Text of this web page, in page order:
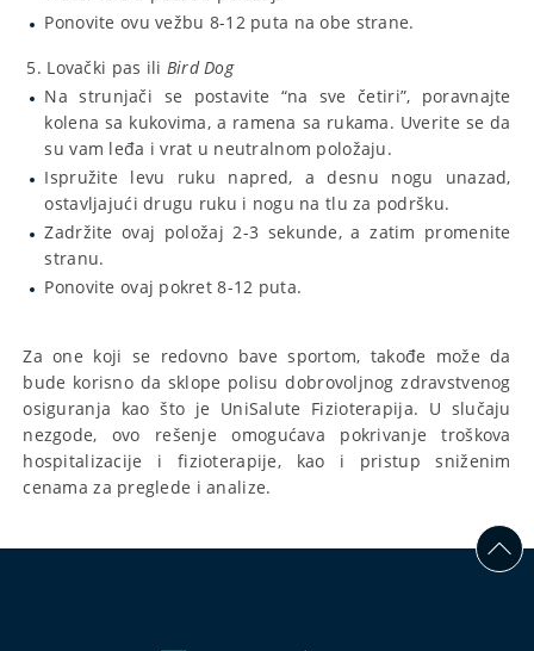
Ponovite ovu vežbu 8-12 puta na obe strane.
Lovački pas ili Bird Dog
Na strunjači se postavite “na sve četiri”, poravnajte
kolena sa kukovima, a ramena sa rukama. Uverite se da
su vam leđa i vrat u neutralnom položaju.
Ispružite levu ruku napred, a desnu nogu unazad,
ostavljajući drugu ruku i nogu na tlu za podršku.
Zadržite ovaj položaj 2-3 sekunde, a zatim promenite
stranu.
Ponovite ovaj pokret 8-12 puta.
Za one koji se redovno bave sportom, takođe može da
bude korisno da sklope polisu dobrovoljnog zdravstvenog
osiguranja kao što je UniSalute Fizioterapija. U slučaju
nezgode, ovo rešenje omogućava pokrivanje troškova
hospitalizacije i fizioterapije, kao i pristup sniženim
cenama za preglede i analize.